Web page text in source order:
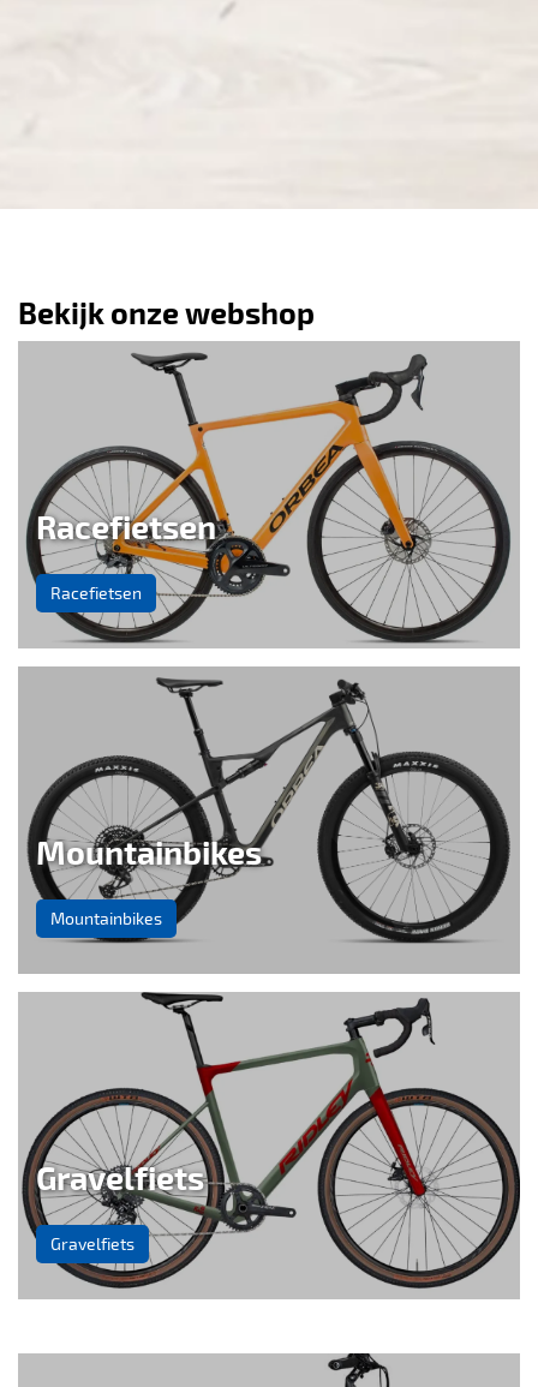
Bekijk onze webshop
Racefietsen
Racefietsen
Mountainbikes
Mountainbikes
Gravelfiets
Gravelfiets